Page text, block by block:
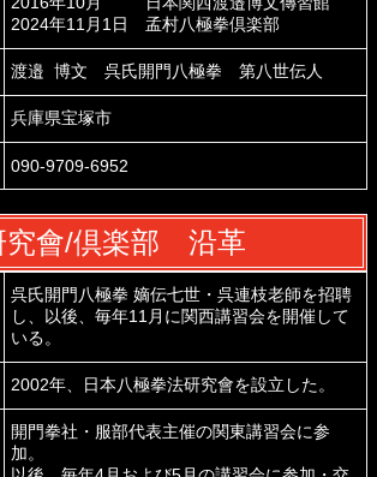
2024年11月1日 孟村八極拳倶楽部
渡邉 博文 呉氏開門八極拳 第八世伝人
兵庫県宝塚市
090-9709-6952
究會/倶楽部 沿革
呉氏開門八極拳 嫡伝七世・呉連枝老師を招聘
し、以後、毎年11月に関西講習会を開催して
いる。
2002年、日本八極拳法研究會を設立した。
開門拳社・服部代表主催の関東講習会に参
加。